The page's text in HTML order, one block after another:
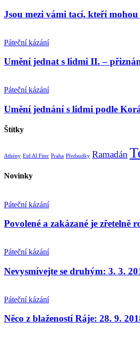
Jsou mezi vámi tací, kteří
Páteční kázání
Umění jednat s lidmi II. –
Páteční kázání
Umění jednání s lidmi podle
Štítky
Athény Eid Al Fiter Praha Předsudky Ramadán
Novinky
Páteční kázání
Povolené a zakázané je zřetelně
Páteční kázání
Nevysmívejte se druhým: 3. 3.
Páteční kázání
Něco z blažeností Ráje: 28. 9.